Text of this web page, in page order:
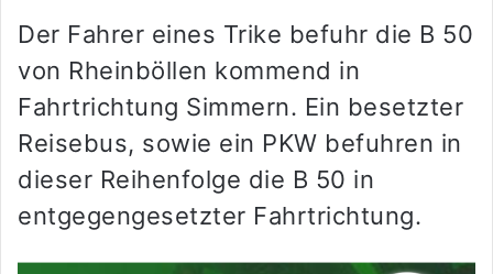
Der Fahrer eines Trike befuhr die B 50
von Rheinböllen kommend in
Fahrtrichtung Simmern. Ein besetzter
Reisebus, sowie ein PKW befuhren in
dieser Reihenfolge die B 50 in
entgegengesetzter Fahrtrichtung.